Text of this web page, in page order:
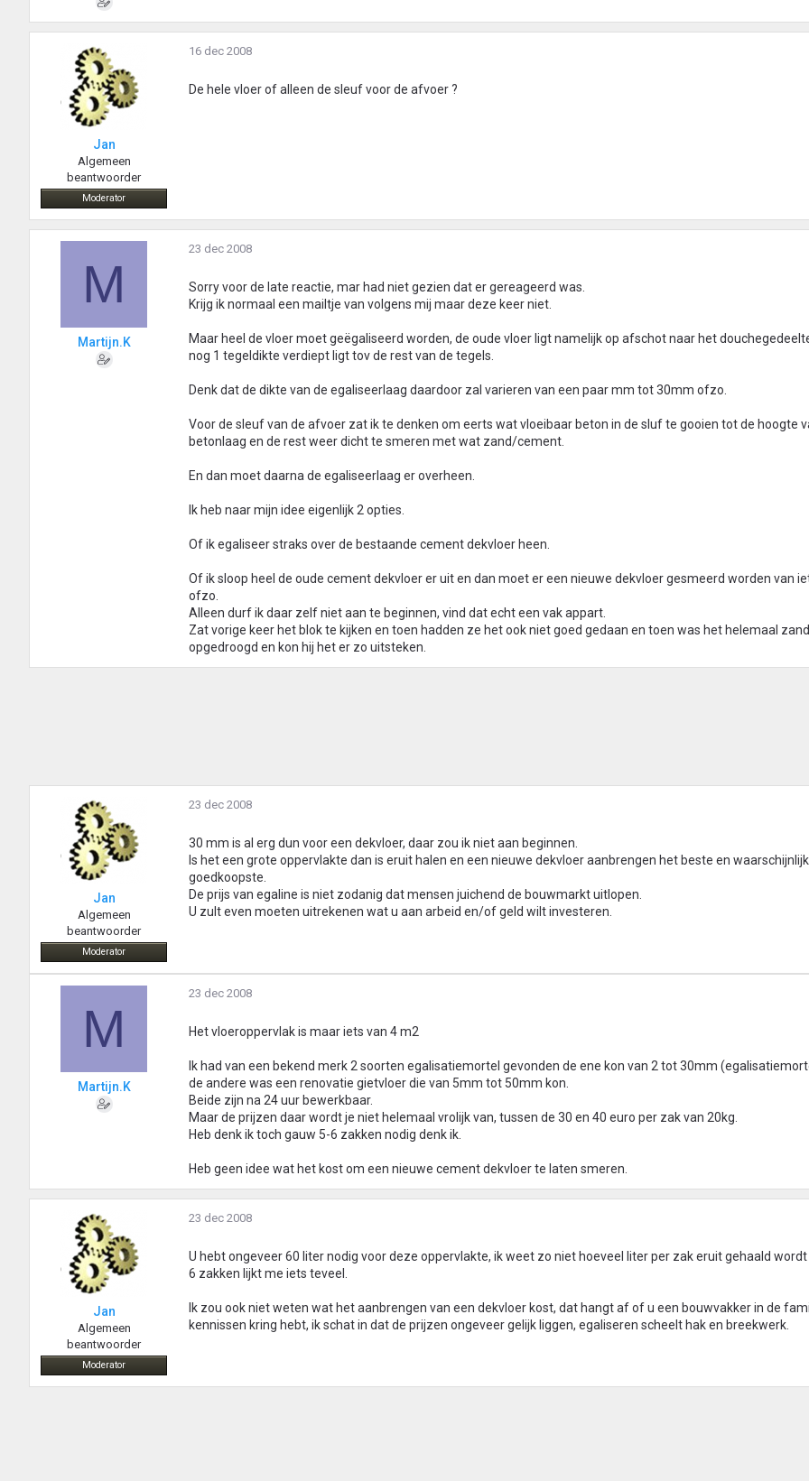
Jan
Algemeen
beantwoorder
Moderator
16 dec 2008
De hele vloer of alleen de sleuf voor de afvoer ?
M
Martijn.K
23 dec 2008
Sorry voor de late reactie, mar had niet gezien dat er gereageerd was.
Krijg ik normaal een mailtje van volgens mij maar deze keer niet.
Maar heel de vloer moet geëgaliseerd worden, de oude vloer ligt namelijk op afschot naar het
nog 1 tegeldikte verdiept ligt tov de rest van de tegels.
Denk dat de dikte van de egaliseerlaag daardoor zal varieren van een paar mm tot 30mm ofzo.
Voor de sleuf van de afvoer zat ik te denken om eerts wat vloeibaar beton in de sluf te gooien tot de hoogte
betonlaag en de rest weer dicht te smeren met wat zand/cement.
En dan moet daarna de egaliseerlaag er overheen.
Ik heb naar mijn idee eigenlijk 2 opties.
Of ik egaliseer straks over de bestaande cement dekvloer heen.
Of ik sloop heel de oude cement dekvloer er uit en dan moet er een nieuwe dekvloer gesmeerd worden van
ofzo.
Alleen durf ik daar zelf niet aan te beginnen, vind dat echt een vak appart.
Zat vorige keer het blok te kijken en toen hadden ze het ook niet goed gedaan en toen was het helemaal
opgedroogd en kon hij het er zo uitsteken.
Jan
Algemeen
beantwoorder
Moderator
23 dec 2008
30 mm is al erg dun voor een dekvloer, daar zou ik niet aan beginnen.
Is het een grote oppervlakte dan is eruit halen en een nieuwe dekvloer aanbrengen het beste en waarschijnlijk
goedkoopste.
De prijs van egaline is niet zodanig dat mensen juichend de bouwmarkt uitlopen.
U zult even moeten uitrekenen wat u aan arbeid en/of geld wilt investeren.
M
Martijn.K
23 dec 2008
Het vloeroppervlak is maar iets van 4 m2
Ik had van een bekend merk 2 soorten egalisatiemortel gevonden de ene kon van 2 tot 30mm
de andere was een renovatie gietvloer die van 5mm tot 50mm kon.
Beide zijn na 24 uur bewerkbaar.
Maar de prijzen daar wordt je niet helemaal vrolijk van, tussen de 30 en 40 euro per zak van 20kg.
Heb denk ik toch gauw 5-6 zakken nodig denk ik.
Heb geen idee wat het kost om een nieuwe cement dekvloer te laten smeren.
Jan
Algemeen
beantwoorder
Moderator
23 dec 2008
U hebt ongeveer 60 liter nodig voor deze oppervlakte, ik weet zo niet hoeveel liter per zak eruit gehaald
6 zakken lijkt me iets teveel.
Ik zou ook niet weten wat het aanbrengen van een dekvloer kost, dat hangt af of u een bouwvakker in de
kennissen kring hebt, ik schat in dat de prijzen ongeveer gelijk liggen, egaliseren scheelt hak en breekwerk.